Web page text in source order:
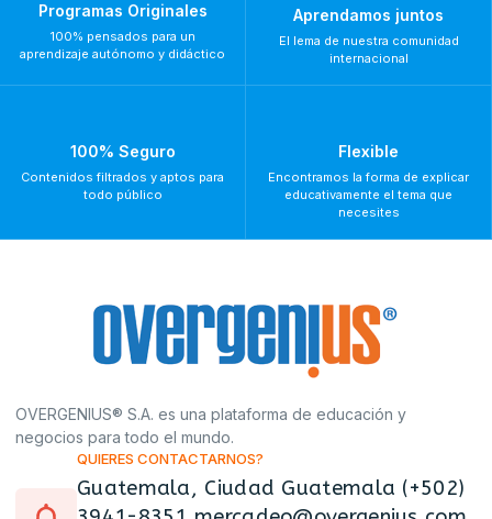
Programas Originales
100% pensados para un
aprendizaje autónomo y didáctico
Aprendamos juntos
El lema de nuestra comunidad
internacional
100% Seguro
Contenidos filtrados y aptos para
todo público
Flexible
Encontramos la forma de explicar
educativamente el tema que
necesites
OVERGENIUS® S.A. es una plataforma de educación y
negocios para todo el mundo.
QUIERES CONTACTARNOS?
Guatemala, Ciudad Guatemala (+502)